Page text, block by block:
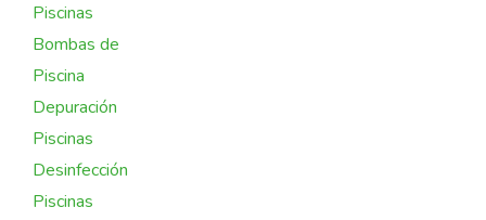
Piscinas
Bombas de
Piscina
Depuración
Piscinas
Desinfección
Piscinas